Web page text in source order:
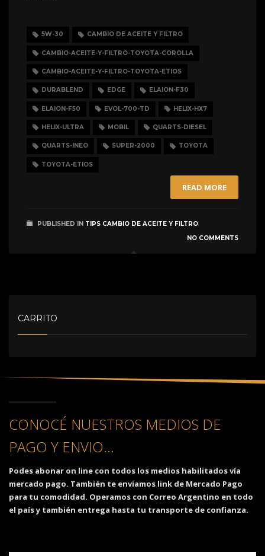
5W-30 CAMBIO DE ACEITE Y FILTRO
CAMBIO-ACEITE-Y-FILTRO-TOYOTA-COROLLA
CAMBIO-ACEITE-Y-FILTRO-TOYOTA-ETIOS
DURABLEND EDGE ELAION-F30
ELAION-F50 EVOL-700-TD HELIX-HX7
HELIX-ULTRA MOBIL QUARTS-DIESEL
QUARTS-INEO SUPER-2000 TOYOTA
TOYOTA-ETIOS
READ MORE
PUBLISHED IN TIPS CAMBIO DE ACEITE Y FILTRO
NO COMMENTS
CARRITO
CONOCÉ NUESTROS MEDIOS DE
PAGO Y ENVIO...
Podes abonar on line con todos los medios habilitados vía
mercado pago. También te enviamos link de Mercado Pago
para tu comodidad. Operamos con Correo Argentino en todo
el país y también entrega hasta tu transporte de confianza.